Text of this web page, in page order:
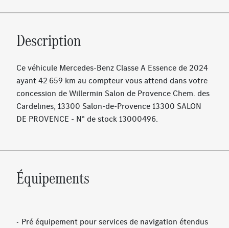
Description
Ce véhicule Mercedes-Benz Classe A Essence de 2024
ayant 42 659 km au compteur vous attend dans votre
concession de Willermin Salon de Provence Chem. des
Cardelines, 13300 Salon-de-Provence 13300 SALON
DE PROVENCE - N° de stock 13000496.
Équipements
Pré équipement pour services de navigation étendus